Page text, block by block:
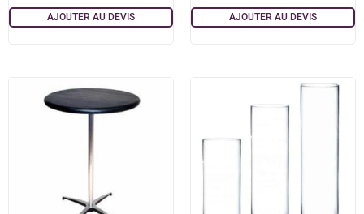
AJOUTER AU DEVIS AJOUTER AU DEVIS